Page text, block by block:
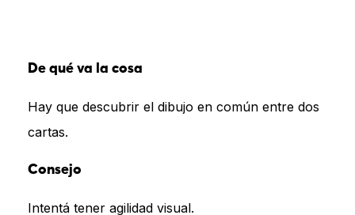
De qué va la cosa
Hay que descubrir el dibujo en común entre dos
cartas.
Consejo
Intentá tener agilidad visual.